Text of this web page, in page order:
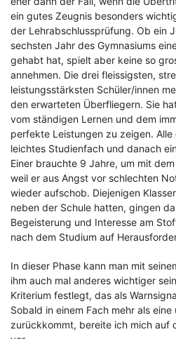
ein gutes Zeugnis besonders
der Lehrabschlussprüfung. Ob ein
sechsten Jahr des Gymnasiums
gehabt hat, spielt aber keine so
annehmen. Die drei fleissigsten,
leistungsstärksten Schüler/innen
den erwarteten Überfliegern. Sie
vom ständigen Lernen und dem
perfekte Leistungen zu zeigen.
leichtes Studienfach und danach
Einer brauchte 9 Jahre, um mit
weil er aus Angst vor schlechten
wieder aufschob. Diejenigen
neben der Schule hatten, gingen
Begeisterung und Interesse am
nach dem Studium auf
In dieser Phase kann man mit
ihm auch mal anderes wichtiger
Kriterium festlegt, das als
Sobald in einem Fach mehr als
zurückkommt, bereite ich mich auf